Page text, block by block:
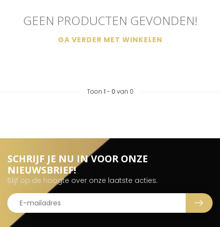
GEEN PRODUCTEN GEVONDEN!
GA VERDER MET WINKELEN
Toon 1 - 0 van 0
SCHRIJF JE NU IN VOOR ONZE
NIEUWSBRIEF!
Blijf op de hoogte over onze laatste acties.